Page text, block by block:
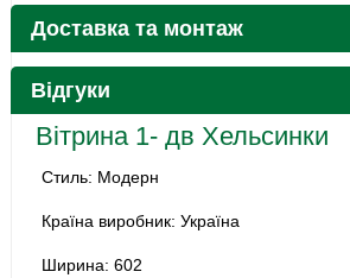
Доставка та монтаж
Відгуки
Вітрина 1- дв Хельсинки
Стиль: Модерн
Країна виробник: Україна
Ширина: 602